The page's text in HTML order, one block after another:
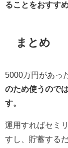
ることをおすす
まとめ
5000万円があっ
のため使うので
す。
運用すればセミ
すし、貯蓄する